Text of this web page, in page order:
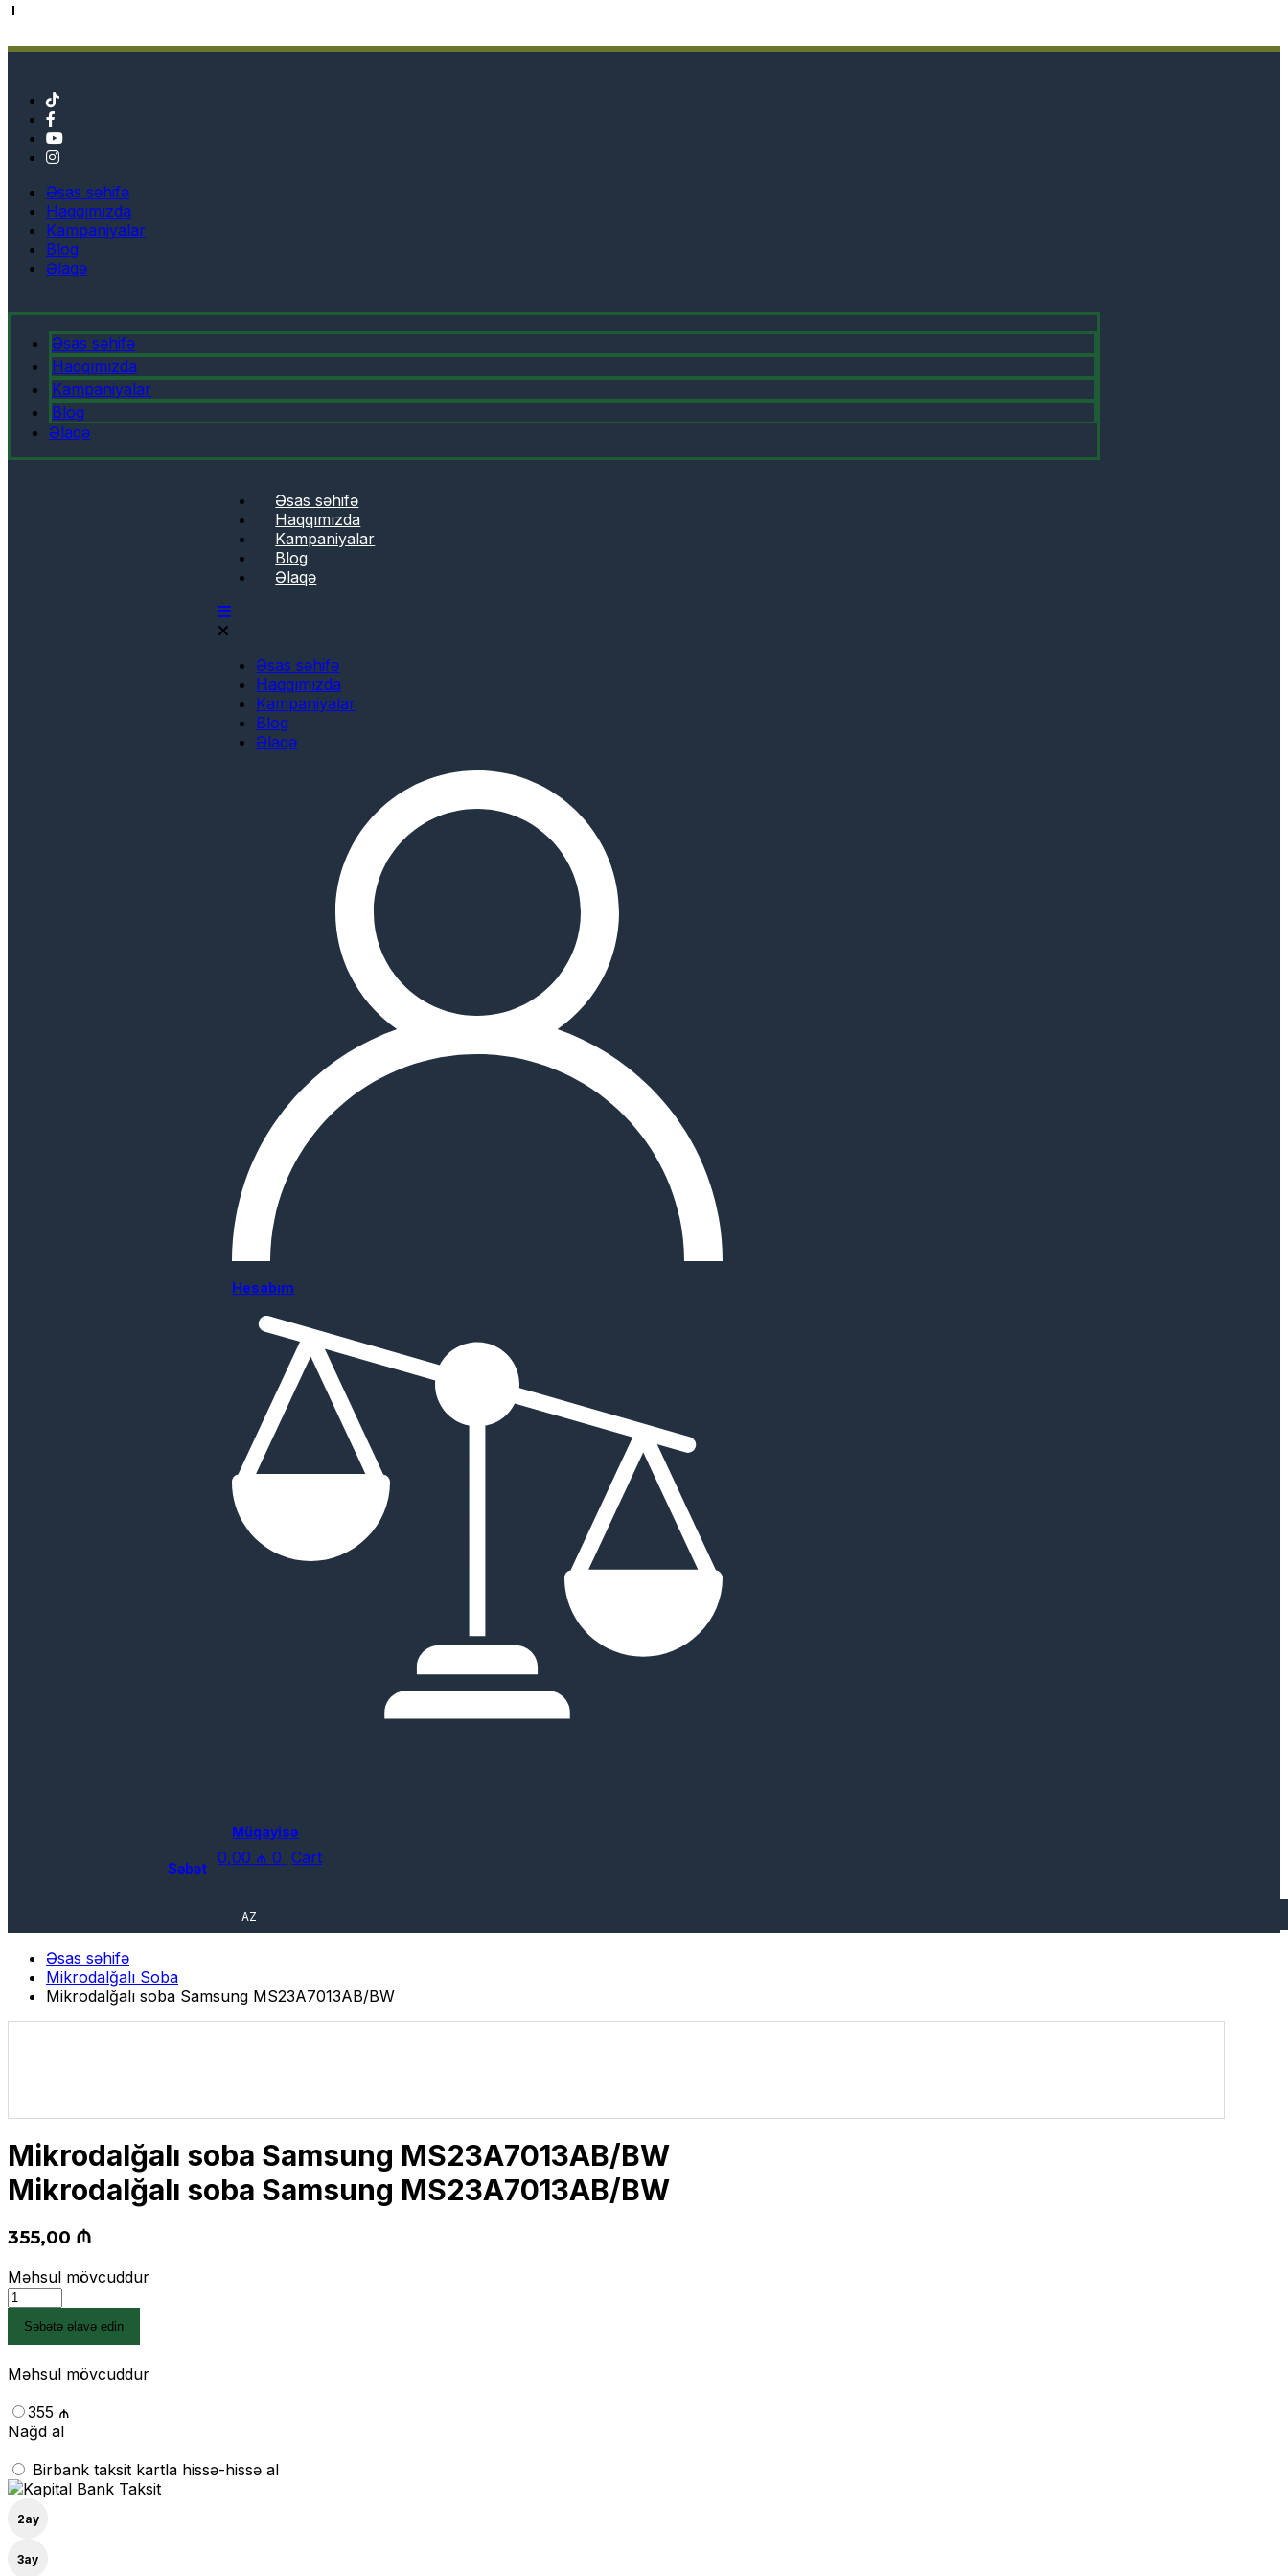
Əsas səhifə
Haqqımızda
Kampaniyalar
Blog
Əlaqə
Əsas səhifə
Haqqımızda
Kampaniyalar
Blog
Əlaqə
Əsas səhifə
Haqqımızda
Kampaniyalar
Blog
Əlaqə
Əsas səhifə
Haqqımızda
Kampaniyalar
Blog
Əlaqə
Hesabım
Müqayisə
0,00 ₼ 0 Cart
Səbət
AZ
Əsas səhifə
Mikrodalğalı Soba
Mikrodalğalı soba Samsung MS23A7013AB/BW
Mikrodalğalı soba Samsung MS23A7013AB/BW
Mikrodalğalı soba Samsung MS23A7013AB/BW
355,00 ₼
Məhsul mövcuddur
Mikrodalğalı
Samsung
quantity
Səbətə əlavə edin
Məhsul mövcuddur
355 ₼
Nağd al
Birbank taksit kartla hissə-hissə al
2ay
3ay